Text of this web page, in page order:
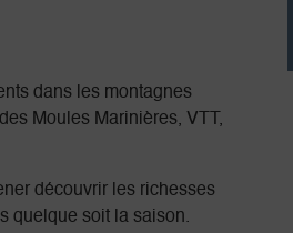
dans les montagnes
Moules Marinières, VTT,
découvrir les richesses
quelque soit la saison.